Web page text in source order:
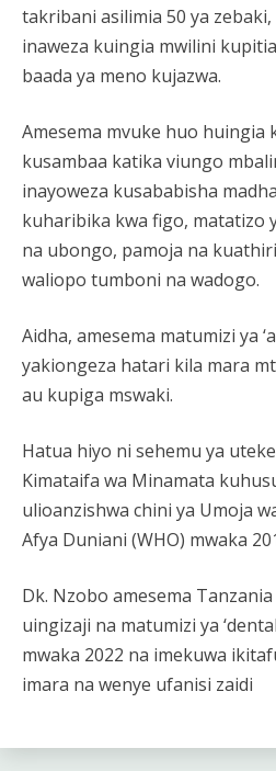
takribani asilimia 50 ya
inaweza kuingia mwilini
baada ya meno kujazwa.
Amesema mvuke huo huingia
kusambaa katika viungo
inayoweza kusababisha
kuharibika kwa figo, matatizo
na ubongo, pamoja na
waliopo tumboni na wadogo.
Aidha, amesema matumizi ya
yakiongeza hatari kila mara
au kupiga mswaki.
Hatua hiyo ni sehemu ya
Kimataifa wa Minamata
ulioanzishwa chini ya Umoja
Afya Duniani (WHO) mwaka
Dk. Nzobo amesema
uingizaji na matumizi ya
mwaka 2022 na imekuwa
imara na wenye ufanisi zaidi